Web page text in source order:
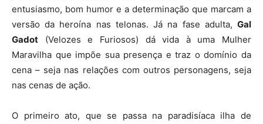
entusiasmo, bom humor e a determinação que marcam a
versão da heroína nas telonas. Já na fase adulta, Gal
Gadot (Velozes e Furiosos) dá vida à uma Mulher
Maravilha que impõe sua presença e traz o domínio da
cena – seja nas relações com outros personagens, seja
nas cenas de ação.
O primeiro ato, que se passa na paradisíaca ilha de